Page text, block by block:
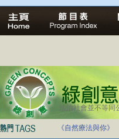
法治社會並不等同
自家教育合法化-
《自然療法與你》